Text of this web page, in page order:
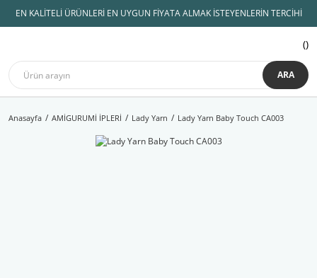
EN KALİTELİ ÜRÜNLERİ EN UYGUN FİYATA ALMAK İSTEYENLERİN TERCİHİ
ARA
Anasayfa AMİGURUMİ İPLERİ Lady Yarn Lady Yarn Baby Touch CA003